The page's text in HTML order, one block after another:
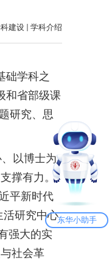
建设 学科介绍
础学科之
和省部级课
研究、思
以博士为
撑有力。
平新时代
活研究中心
强大的实
社会革
东华小助手